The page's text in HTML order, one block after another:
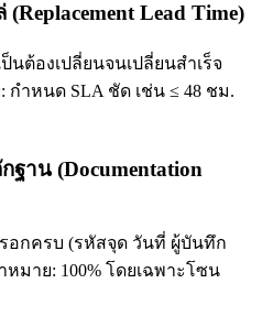
(Replacement Lead Time)
นต้องเปลี่ยนจนเปลี่ยนสำเร็จ
กำหนด SLA ชัด เช่น ≤ 48 ชม.
าน (Documentation
กครบ (รหัสจุด วันที่ ผู้บันทึก
มาย: 100% โดยเฉพาะโซน